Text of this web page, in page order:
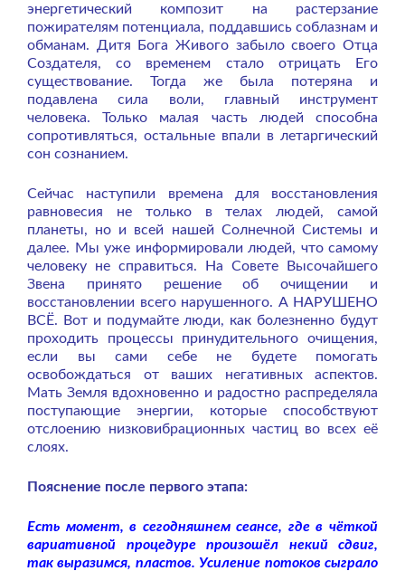
энергетический композит на растерзание
пожирателям потенциала, поддавшись соблазнам и
обманам. Дитя Бога Живого забыло своего Отца
Создателя, со временем стало отрицать Его
существование. Тогда же была потеряна и
подавлена сила воли, главный инструмент
человека. Только малая часть людей способна
сопротивляться, остальные впали в летаргический
сон сознанием.
Сейчас наступили времена для восстановления
равновесия не только в телах людей, самой
планеты, но и всей нашей Солнечной Системы и
далее. Мы уже информировали людей, что самому
человеку не справиться. На Совете Высочайшего
Звена принято решение об очищении и
восстановлении всего нарушенного. А НАРУШЕНО
ВСЁ. Вот и подумайте люди, как болезненно будут
проходить процессы принудительного очищения,
если вы сами себе не будете помогать
освобождаться от ваших негативных аспектов.
Мать Земля вдохновенно и радостно распределяла
поступающие энергии, которые способствуют
отслоению низковибрационных частиц во всех её
слоях.
Пояснение после первого этапа:
Есть момент, в сегодняшнем сеансе, где в чёткой
вариативной процедуре произошёл некий сдвиг,
так выразимся, пластов. Усиление потоков сыграло